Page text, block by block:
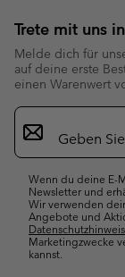
Trete mit uns
Melde dich für
auf deine erste
einen Warenwert
Newsletter-
Anmeldung
Wenn du deine E-
Newsletter und
Wir verwenden
Angebote und
Marketingzwecke
kannst.